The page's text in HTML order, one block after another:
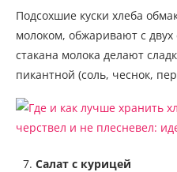
Подсохшие куски хлеба
молоком, обжаривают с
стакана молока делают
пикантной (соль, чеснок,
Салат с курицей